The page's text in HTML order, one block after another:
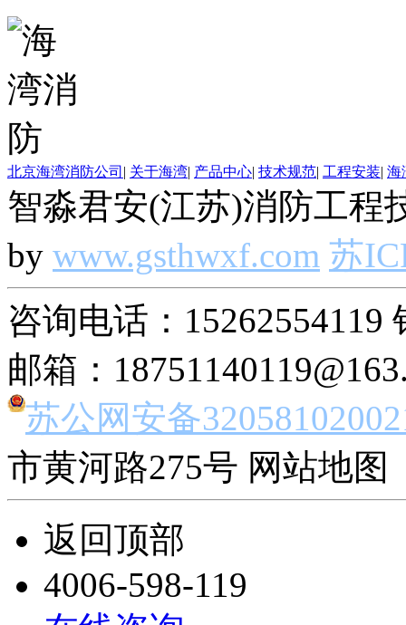
北京海湾消防公司 | 关于海湾| 产品中心| 技术规范| 工程安装| 海
智淼君安(江苏)消防工程
by www.gsthwxf.com 苏
咨询电话：15262554119
邮箱：
苏公网安备
市黄河路275号 网站地图
返回顶部
4006-598-119